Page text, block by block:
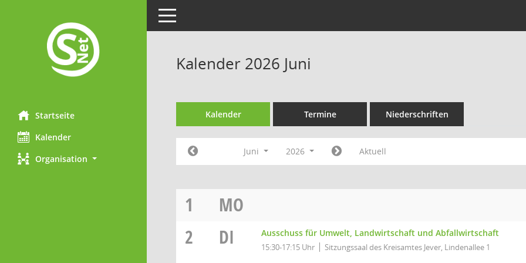
Startseite
Kalender
Organisation
Toggle navigation
Kalender 2026 Juni
Kalender Termine Niederschriften
Juni 2026 Aktuell
1
MO
2
DI Ausschuss für Umwelt, Landwirtschaft und Abfallwirtschaft
15:30-17:15 Uhr Sitzungssaal des Kreisamtes Jever, Lindenallee 1